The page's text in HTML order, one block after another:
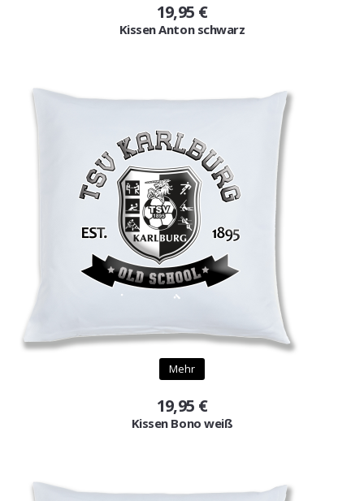
19,95 €
Kissen Anton schwarz
Mehr
19,95 €
Kissen Bono weiß